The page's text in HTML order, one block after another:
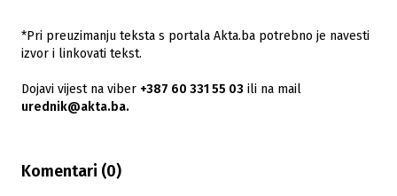
*Pri preuzimanju teksta s portala Akta.ba potrebno je navesti
izvor i linkovati tekst.
Dojavi vijest na viber +387 60 331 55 03 ili na mail
urednik@akta.ba.
Komentari (0)